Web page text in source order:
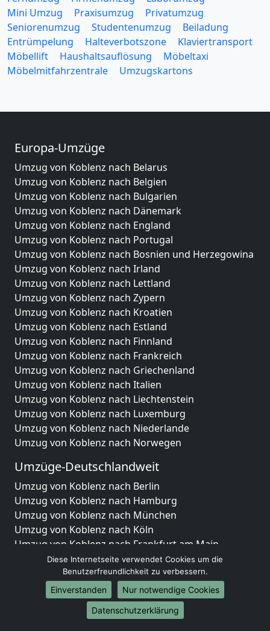
Mini Umzug
Praxisumzug
Privatumzug
Seniorenumzug
Studentenumzug
Beiladung
Entrümpelung
Halteverbotszone
Klaviertransport
Möbellift
Haushaltsauflösung
Möbeltaxi
Möbelmitfahrzentrale
Umzugskartons
Europa-Umzüge
Umzug von Koblenz nach Belarus
Umzug von Koblenz nach Belgien
Umzug von Koblenz nach Bulgarien
Umzug von Koblenz nach Dänemark
Umzug von Koblenz nach England
Umzug von Koblenz nach Portugal
Umzug von Koblenz nach Bosnien und Herzegowina
Umzug von Koblenz nach Irland
Umzug von Koblenz nach Lettland
Umzug von Koblenz nach Zypern
Umzug von Koblenz nach Kroatien
Umzug von Koblenz nach Estland
Umzug von Koblenz nach Finnland
Umzug von Koblenz nach Frankreich
Umzug von Koblenz nach Griechenland
Umzug von Koblenz nach Italien
Umzug von Koblenz nach Liechtenstein
Umzug von Koblenz nach Luxemburg
Umzug von Koblenz nach Niederlande
Umzug von Koblenz nach Norwegen
Umzüge-Deutschlandweit
Umzug von Koblenz nach Berlin
Umzug von Koblenz nach Hamburg
Umzug von Koblenz nach München
Umzug von Koblenz nach Köln
Umzug von Koblenz nach Frankfurt am Main
Umzug von Koblenz nach Stuttgart
Umzug von Koblenz nach Düsseldorf
Umzug von Koblenz nach Leipzig
Umzug von Koblenz nach Dortmund
Umzug von Koblenz nach Essen
Diese Internetseite verwendet Cookies um die
Benutzerfreundlichkeit zu verbessern.
Einverstanden
Nur notwendige Cookies
Datenschutzerklärung